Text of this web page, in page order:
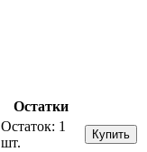
Остатки
Остаток: 1
шт.
Купить